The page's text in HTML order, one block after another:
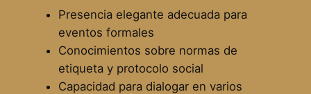
Presencia elegante adecuada para
eventos formales
Conocimientos sobre normas de
etiqueta y protocolo social
Capacidad para dialogar en varios